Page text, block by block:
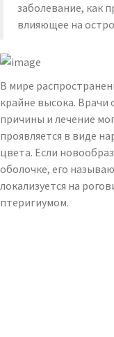
заболевание, как
влияющее на
В мире
крайне высока. Врачи
причины и лечение
проявляется в виде
цвета. Если
оболочке, его
локализуется на
птеригиумом.